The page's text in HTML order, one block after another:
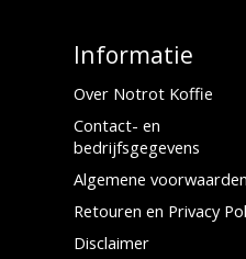
Informatie
Over Notrot Koffie
Contact- en
bedrijfsgegevens
Algemene voorwaarden
Retouren en Privacy
Disclaimer